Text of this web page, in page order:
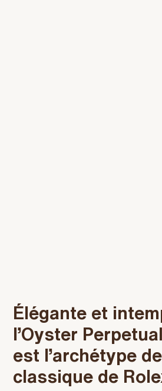
Élégante et
l’Oyster
est l’archétype
classique de